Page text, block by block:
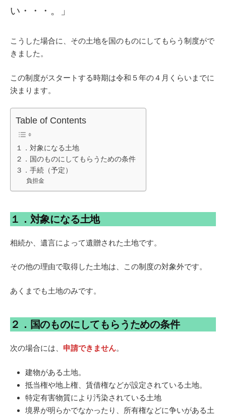
い・・・。」
こうした場合に、その土地を国のものにしてもらう制度がで
きました。
この制度がスタートする時期は令和５年の４月くらいまでに
決まります。
Table of Contents
１．対象になる土地
２．国のものにしてもらうための条件
３．手続（予定）
負担金
１．対象になる土地
相続か、遺言によって遺贈された土地です。
その他の理由で取得した土地は、この制度の対象外です。
あくまでも土地のみです。
２．国のものにしてもらうための条件
次の場合には、 申請できません。
建物がある土地。
抵当権や地上権、賃借権などが設定されている土地。
特定有害物質により汚染されている土地
境界が明らかでなかったり、所有権などに争いがある土